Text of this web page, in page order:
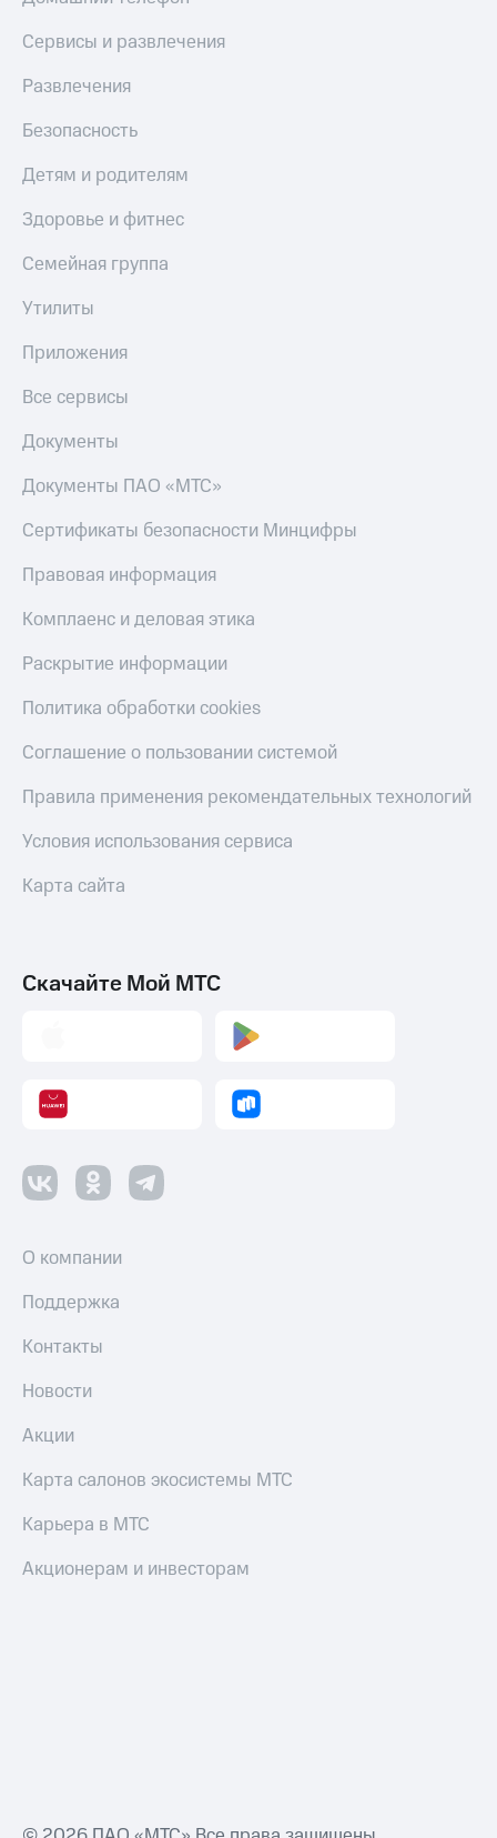
Сервисы и развлечения
Развлечения
Безопасность
Детям и родителям
Здоровье и фитнес
Семейная группа
Утилиты
Приложения
Все сервисы
Документы
Документы ПАО «МТС»
Сертификаты безопасности Минцифры
Правовая информация
Комплаенс и деловая этика
Раскрытие информации
Политика обработки cookies
Соглашение о пользовании системой
Правила применения рекомендательных технологий
Условия использования сервиса
Карта сайта
Скачайте Мой МТС
О компании
Поддержка
Контакты
Новости
Акции
Карта салонов экосистемы МТС
Карьера в МТС
Акционерам и инвесторам